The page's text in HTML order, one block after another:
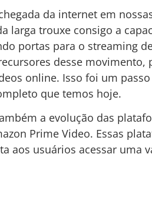
da internet em
larga trouxe consigo a
portas para o streaming
desse
online. Isso foi um
que temos hoje.
a evolução das
Prime Video. Essas
aos usuários acessar uma